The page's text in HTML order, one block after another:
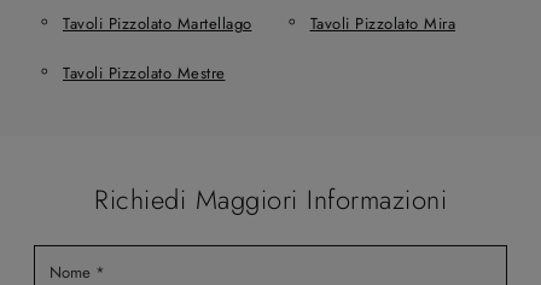
Tavoli Pizzolato Martellago Tavoli Pizzolato Mira
Tavoli Pizzolato Mestre
Richiedi Maggiori Informazioni